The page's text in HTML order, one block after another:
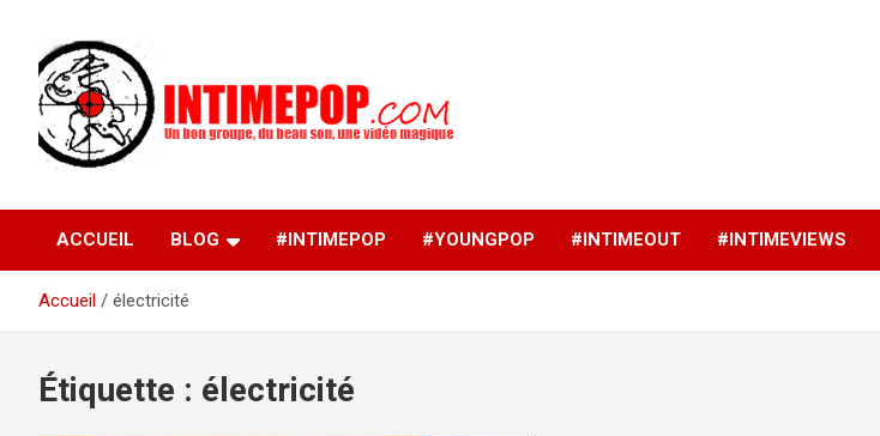
contenu
intimepop.com
musiques actuelles pop rock, post-rock, indé sur Lyon. rock pop
concert lyon
ACCUEIL BLOG #INTIMEPOP #YOUNGPOP #INTIMEOUT #INTIMEVIEWS
Accueil électricité
Étiquette : électricité